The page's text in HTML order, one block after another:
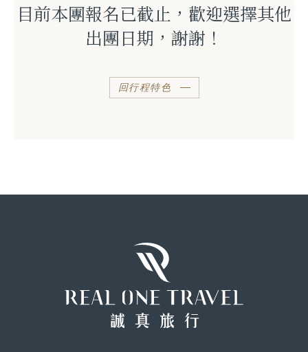
目前本團報名已截止，歡迎選擇其他
出團日期，謝謝！
回行程特色